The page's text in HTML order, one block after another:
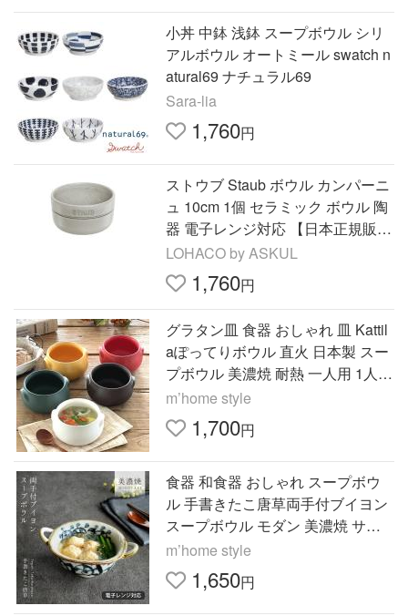
小丼 中鉢 浅鉢 スープボウル シリ
アルボウル オートミール swatch n
atural69 ナチュラル69
Sara-lia
1,760円
ストウブ Staub ボウル カンパーニ
ュ 10cm 1個 セラミック ボウル 陶
器 電子レンジ対応 【日本正規販売
品】 40508-031
LOHACO by ASKUL
1,760円
グラタン皿 食器 おしゃれ 皿 Kattil
aぽってりボウル 直火 日本製 スー
プボウル 美濃焼 耐熱 一人用 1人
オニオンスープ ポットパイ 電子レ
ンジ対応 食洗機対応
m’home style
1,700円
食器 和食器 おしゃれ スープボウ
ル 手書きたこ唐草両手付ブイヨン
スープボウル モダン 美濃焼 サラ
ダボウル
m’home style
1,650円